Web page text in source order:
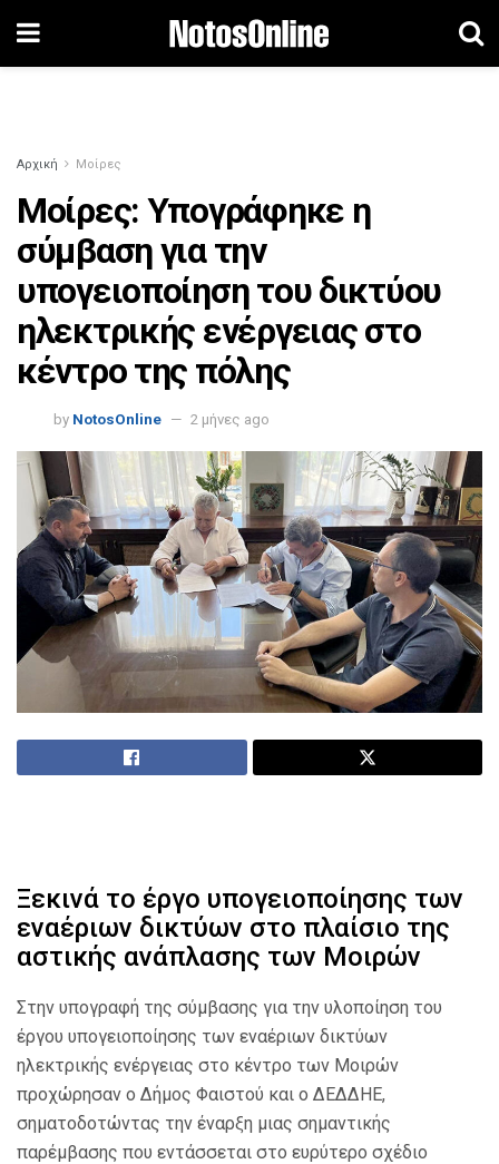
Αρχική Μοίρες
Μοίρες: Υπογράφηκε η
σύμβαση για την
υπογειοποίηση του δικτύου
ηλεκτρικής ενέργειας στο
κέντρο της πόλης
by NotosOnline 2 μήνες ago
Ξεκινά το έργο υπογειοποίησης των
εναέριων δικτύων στο πλαίσιο της
αστικής ανάπλασης των Μοιρών
Στην υπογραφή της σύμβασης για την υλοποίηση του
έργου υπογειοποίησης των εναέριων δικτύων
ηλεκτρικής ενέργειας στο κέντρο των Μοιρών
προχώρησαν ο Δήμος Φαιστού και ο ΔΕΔΔΗΕ,
σηματοδοτώντας την έναρξη μιας σημαντικής
παρέμβασης που εντάσσεται στο ευρύτερο σχέδιο